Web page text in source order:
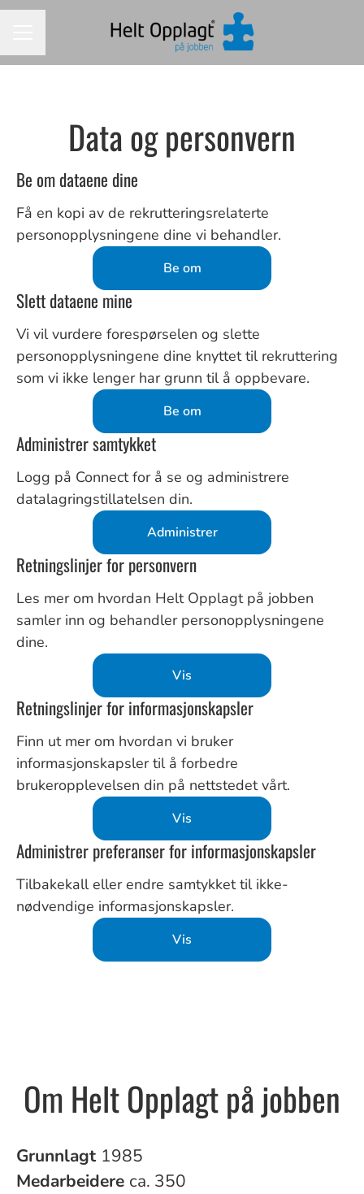
Data og personvern
Be om dataene dine
Få en kopi av de rekrutteringsrelaterte
personopplysningene dine vi behandler.
Be om
Slett dataene mine
Vi vil vurdere forespørselen og slette
personopplysningene dine knyttet til rekruttering
som vi ikke lenger har grunn til å oppbevare.
Be om
Administrer samtykket
Logg på Connect for å se og administrere
datalagringstillatelsen din.
Administrer
Retningslinjer for personvern
Les mer om hvordan Helt Opplagt på jobben
samler inn og behandler personopplysningene
dine.
Vis
Retningslinjer for informasjonskapsler
Finn ut mer om hvordan vi bruker
informasjonskapsler til å forbedre
brukeropplevelsen din på nettstedet vårt.
Vis
Administrer preferanser for informasjonskapsler
Tilbakekall eller endre samtykket til ikke-
nødvendige informasjonskapsler.
Vis
Om Helt Opplagt på jobben
Grunnlagt 1985
Medarbeidere ca. 350